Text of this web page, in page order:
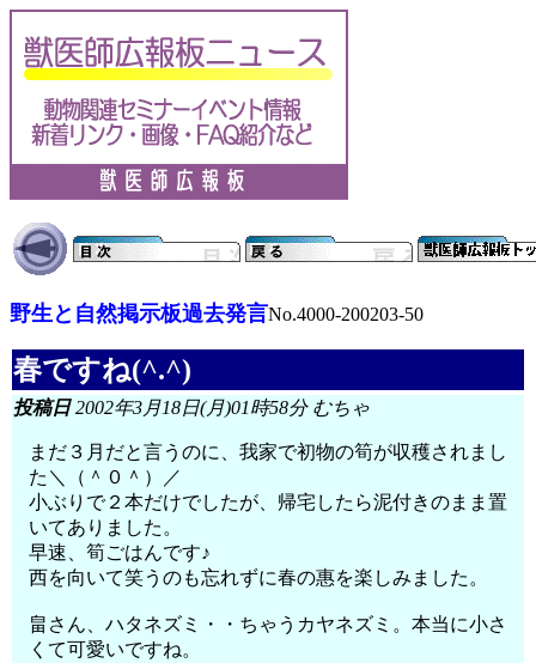
野生と自然掲示板過去発言No.4000-200203-50
春ですね(^.^)
投稿日2002年3月18日(月)01時58分 むちゃ
まだ３月だと言うのに、我家で初物の筍が収穫されまし
た＼（＾０＾）／
小ぶりで２本だけでしたが、帰宅したら泥付きのまま置
いてありました。
早速、筍ごはんです♪
西を向いて笑うのも忘れずに春の惠を楽しみました。
畠さん、ハタネズミ・・ちゃうカヤネズミ。本当に小さ
くて可愛いですね。